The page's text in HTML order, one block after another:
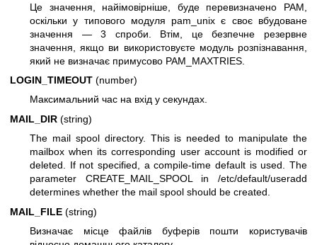
Це значення, найімовірніше, буде перевизначено PAM,
оскільки у типового модуля pam_unix є своє вбудоване
значення — 3 спроби. Втім, це безпечне резервне
значення, якщо ви використовуєте модуль розпізнавання,
який не визначає примусово PAM_MAXTRIES.
LOGIN_TIMEOUT (number)
Максимальний час на вхід у секундах.
MAIL_DIR (string)
The mail spool directory. This is needed to manipulate the
mailbox when its corresponding user account is modified or
deleted. If not specified, a compile-time default is used. The
parameter CREATE_MAIL_SPOOL in /etc/default/useradd
determines whether the mail spool should be created.
MAIL_FILE (string)
Визначає місце файлів буферів пошти користувачів